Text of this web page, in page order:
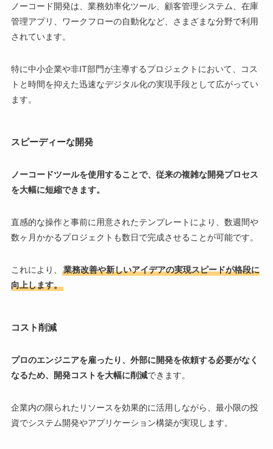
ノーコード開発は、業務効率化ツール、顧客管理システム、在庫
管理アプリ、ワークフローの自動化など、さまざまな分野で利用
されています。
特に中小企業や非IT部門が主導するプロジェクトにおいて、コス
トと時間を抑えた迅速なデジタル化の実現手段として広がってい
ます。
スピーディーな開発
ノーコードツールを使用することで、従来の複雑な開発プロセス
を大幅に短縮できます。
直感的な操作と事前に用意されたテンプレートにより、数週間や
数ヶ月かかるプロジェクトも数日で完成させることが可能です。
これにより、
業務改善や新しいアイデアの実現スピードが格段に
向上します。
コスト削減
プロのエンジニアを雇ったり、外部に開発を依頼する必要がなく
なるため、開発コストを大幅に削減できます。
企業内の限られたリソースを効果的に活用しながら、最小限の投
資でシステム開発やアプリケーション構築が実現します。